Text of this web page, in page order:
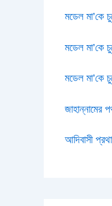
মডেল মা’কে
মডেল মা’কে
মডেল মা’কে
আদিবাসী